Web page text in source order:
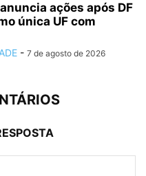
ações após DF
única UF com
- 7 de agosto de 2026